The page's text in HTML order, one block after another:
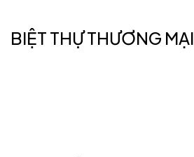
BIỆT THỰ THƯƠNG MẠI